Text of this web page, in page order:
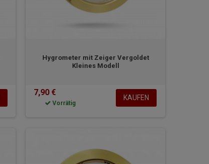
Hygrometer mit Zeiger Vergoldet
Kleines Modell
7,90 €
Vorrätig
KAUFEN